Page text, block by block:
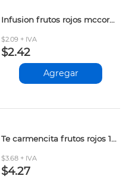
Infusion frutos rojos mccormick 12x10 bol
$2.09 + IVA
$2.42
Agregar
Te carmencita frutos rojos 10sobres
$3.68 + IVA
$4.27